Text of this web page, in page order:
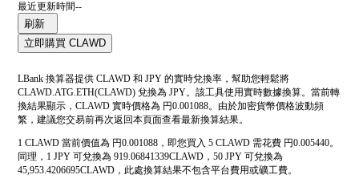
最近更新時間--
刷新
立即購買 CLAWD
LBank 換算器提供 CLAWD 和 JPY 的實時兌換率，幫助您輕鬆將
CLAWD.ATG.ETH(CLAWD) 兌換為 JPY。該工具使用實時數據換算。當前轉
換結果顯示，CLAWD 實時價格為 円0.001088。由於加密貨幣價格波動頻
繁，建議您交易前再次返回本頁面查看最新換算結果。
1 CLAWD 當前價值為 円0.001088，即您買入 5 CLAWD 需花費 円0.005440。
同理，1 JPY 可兌換為 919.06841339CLAWD，50 JPY 可兌換為
45,953.4206695CLAWD，此處換算結果不包含平台費用或礦工費。